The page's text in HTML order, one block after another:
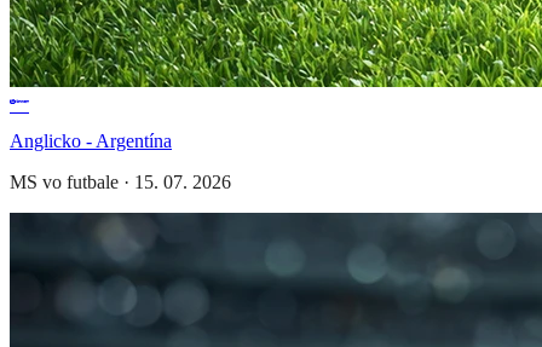
Anglicko - Argentína
MS vo futbale · 15. 07. 2026